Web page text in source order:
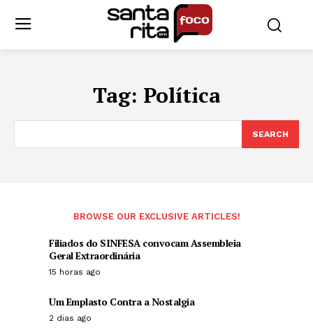
Tag: Política
SEARCH
BROWSE OUR EXCLUSIVE ARTICLES!
Filiados do SINFESA convocam Assembleia
Geral Extraordinária
15 horas ago
Um Emplasto Contra a Nostalgia
2 dias ago